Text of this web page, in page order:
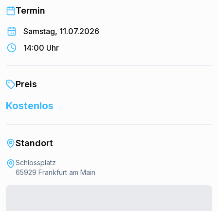
Termin
Samstag, 11.07.2026
14:00 Uhr
Preis
Kostenlos
Standort
Schlossplatz
65929 Frankfurt am Main